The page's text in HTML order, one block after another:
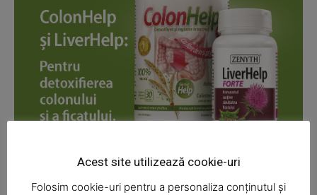
News Week
Magazine PRO
Acest site utilizează cookie-uri
Folosim cookie-uri pentru a personaliza conținutul și